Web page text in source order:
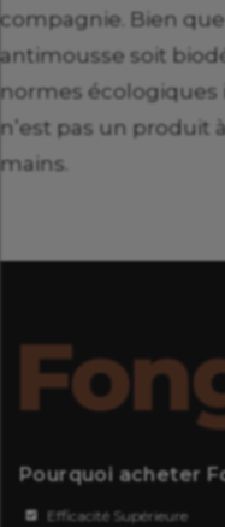
compagnie. Bien
antimousse soit
normes écologiques
n’est pas un produit
mains.
Pourquoi acheter
Efficacité Supérieure